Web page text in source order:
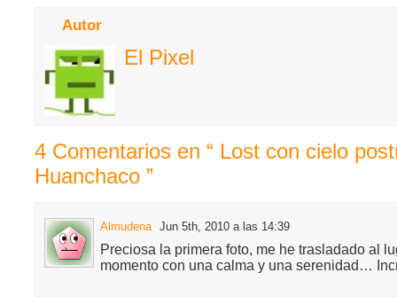
Autor
El Pixel
4 Comentarios en “ Lost con cielo
Huanchaco ”
Almudena Jun 5th, 2010 a las 14:39
Preciosa la primera foto, me he trasladado al
momento con una calma y una serenidad…